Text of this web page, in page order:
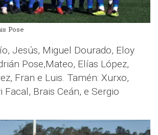
Pose
Jesús, Miguel Dourado, Eloy
Pose,Mateo, Elías López,
Fran e Luis. Tamén: Xurxo,
Facal, Brais Ceán, e Sergio